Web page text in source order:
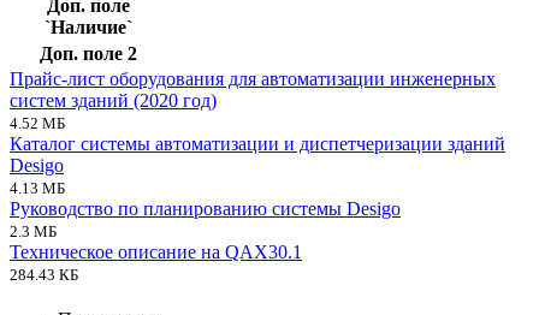
Доп. поле
`Наличие`
Доп. поле 2
Прайс-лист оборудования для автоматизации инженерных
систем зданий (2020 год)
4.52 МБ
Каталог системы автоматизации и диспетчеризации зданий
Desigo
4.13 МБ
Руководство по планированию системы Desigo
2.3 МБ
Техническое описание на QAX30.1
284.43 КБ